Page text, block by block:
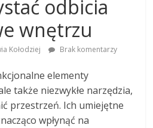
odbicia
wnętrzu
Kołodziej Brak komentarzy
elementy
także niezwykłe narzędzia,
przestrzeń. Ich umiejętne
wpłynąć na